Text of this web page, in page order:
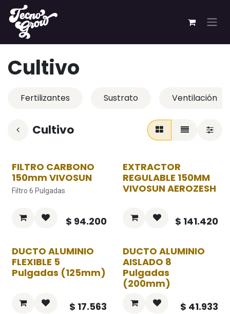
Ir al contenido
Cultivo
Fertilizantes Sustrato Ventilación
Cultivo
FILTRO CARBONO
150mm VIVOSUN
Filtro 6 Pulgadas
$ 94.200
EXTRACTOR
REGULABLE 150MM
VIVOSUN AEROZESH
$ 141.420
DUCTO ALUMINIO
FLEXIBLE 5
Pulgadas (125mm)
$ 17.563
DUCTO ALUMINIO
AISLADO 8
Pulgadas
(200mm)
$ 41.933